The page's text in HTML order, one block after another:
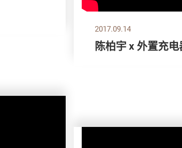
2017.09.14
陈柏宇 x 外置充电